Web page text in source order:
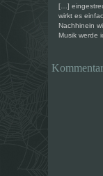
e
t
)
[…]
wirkt es
Nachhinein
Musik werde